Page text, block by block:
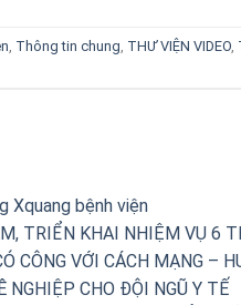
Thông tin chung THƯ VIỆN VIDEO
Xquang bệnh viện
TRIỂN KHAI NHIỆM VỤ 6
CÔNG VỚI CÁCH MẠNG –
NGHIỆP CHO ĐỘI NGŨ Y TẾ